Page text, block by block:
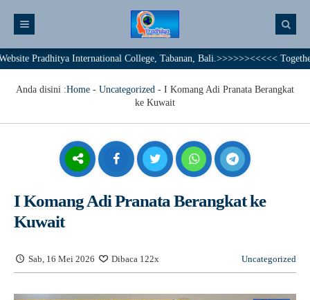
International College, Tabanan, Bali.>>>>>><<<<< Together We
Anda disini :Home - Uncategorized - I Komang Adi Pranata Berangkat
ke Kuwait
I Komang Adi Pranata Berangkat ke
Kuwait
Sab, 16 Mei 2026 Dibaca 122x Uncategorized